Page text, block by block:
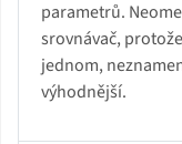
parametrů.
srovnávač,
jednom,
výhodnější.